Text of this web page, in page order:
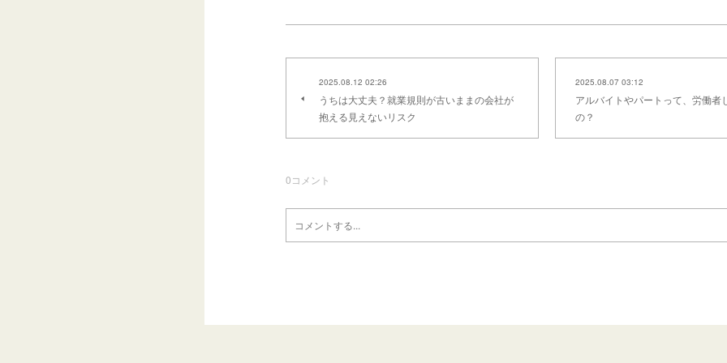
2025.08.12 02:26
うちは大丈夫？就業規則が古いままの会社が
抱える見えないリスク
2025.08.07 03:12
アルバイトやパートって、労働者
の？
0コメント